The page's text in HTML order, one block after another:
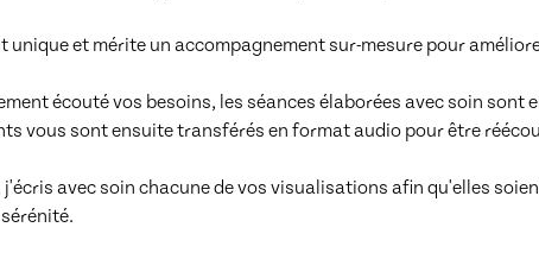
unique et mérite un accompagnement sur-mesure pour
écouté vos besoins, les séances élaborées avec soin sont
vous sont ensuite transférés en format audio pour être
avec soin chacune de vos visualisations afin qu'elles